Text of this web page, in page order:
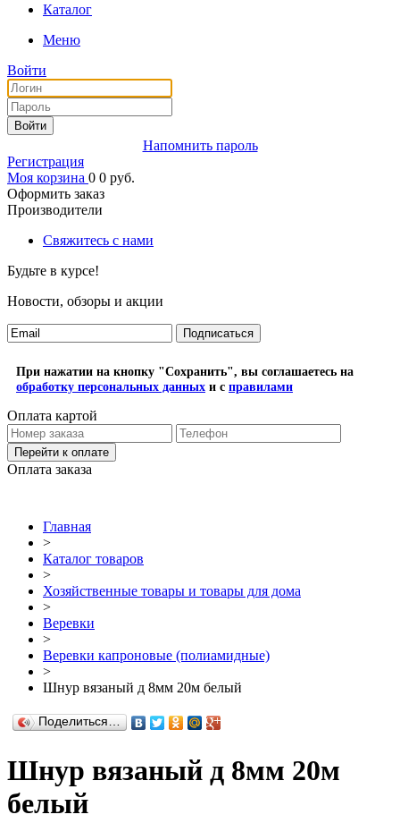
Каталог
Меню
Войти
Войти
Напомнить пароль
Регистрация
Моя корзина 0 0 руб.
Оформить заказ
Производители
Свяжитесь с нами
Будьте в курсе!
Новости, обзоры и акции
Подписаться
При нажатии на кнопку "Сохранить", вы соглашаетесь на
обработку персональных данных и с правилами
Оплата картой
Перейти к оплате
Оплата заказа
Главная
>
Каталог товаров
>
Хозяйственные товары и товары для дома
>
Веревки
>
Веревки капроновые (полиамидные)
>
Шнур вязаный д 8мм 20м белый
Поделиться…
Шнур вязаный д 8мм 20м
белый